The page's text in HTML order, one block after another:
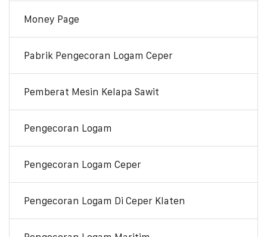
Money Page
Pabrik Pengecoran Logam Ceper
Pemberat Mesin Kelapa Sawit
Pengecoran Logam
Pengecoran Logam Ceper
Pengecoran Logam Di Ceper Klaten